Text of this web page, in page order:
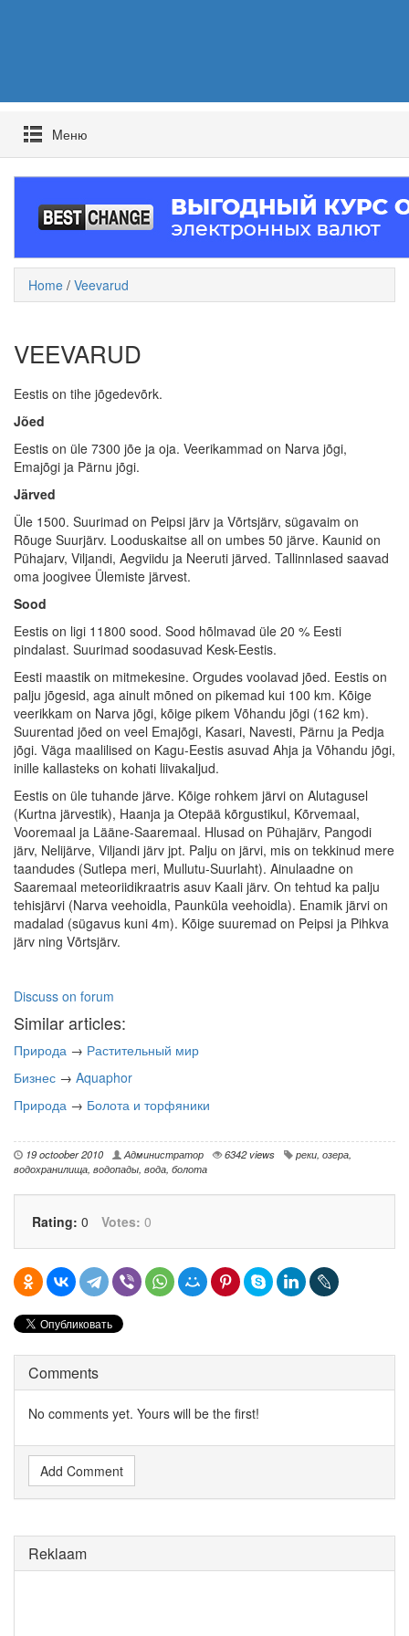
Mеню
Home / Veevarud
VEEVARUD
Eestis on tihe jõgedevõrk.
Jõed
Eestis on üle 7300 jõe ja oja. Veerikammad on Narva jõgi,
Emajõgi ja Pärnu jõgi.
Järved
Üle 1500. Suurimad on Peipsi järv ja Võrtsjärv, sügavaim on
Rõuge Suurjärv. Looduskaitse all on umbes 50 järve. Kaunid on
Pühajarv, Viljandi, Aegviidu ja Neeruti järved. Tallinnlased saavad
oma joogivee Ülemiste järvest.
Sood
Eestis on ligi 11800 sood. Sood hõlmavad üle 20 % Eesti
pindalast. Suurimad soodasuvad Kesk-Eestis.
Eesti maastik on mitmekesine. Orgudes voolavad jõed. Eestis on
palju jõgesid, aga ainult mõned on pikemad kui 100 km. Kõige
veerikkam on Narva jõgi, kõige pikem Võhandu jõgi (162 km).
Suurentad jõed on veel Emajõgi, Kasari, Navesti, Pärnu ja Pedja
jõgi. Väga maalilised on Kagu-Eestis asuvad Ahja ja Võhandu jõgi,
inille kallasteks on kohati liivakaljud.
Eestis on üle tuhande järve. Kõige rohkem järvi on Alutagusel
(Kurtna järvestik), Haanja ja Otepää kõrgustikul, Kõrvemaal,
Vooremaal ja Lääne-Saaremaal. Hlusad on Pühajärv, Pangodi
järv, Nelijärve, Viljandi järv jpt. Palju on järvi, mis on tekkinud mere
taandudes (Sutlepa meri, Mullutu-Suurlaht). Ainulaadne on
Saaremaal meteoriidikraatris asuv Kaali järv. On tehtud ka palju
tehisjärvi (Narva veehoidla, Paunküla veehoidla). Enamik järvi on
madalad (sügavus kuni 4m). Kõige suuremad on Peipsi ja Pihkva
järv ning Võrtsjärv.
Discuss on forum
Similar articles:
Природа → Растительный мир
Бизнес → Aquaphor
Природа → Болота и торфяники
19 octoober 2010 Администратор 6342 views реки, озера,
водохранилища, водопады, вода, болота
Rating: 0 Votes: 0
Comments
No comments yet. Yours will be the first!
Add Comment
Reklaam